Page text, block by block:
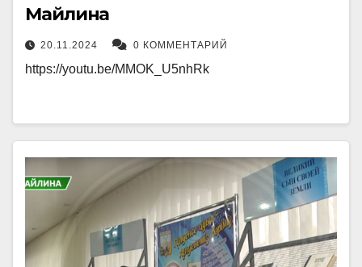
Майлина
20.11.2024 0 КОММЕНТАРИЙ
https://youtu.be/MMOK_U5nhRk